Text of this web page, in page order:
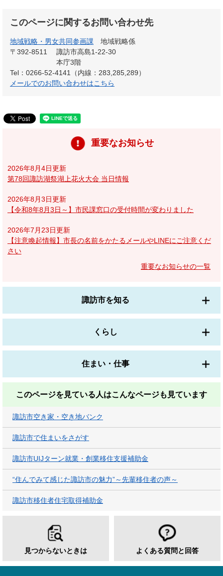
このページに関するお問い合わせ先
地域戦略・男女共同参画課
地域戦略係
〒392-8511
諏訪市高島1-22-30
本庁3階
Tel：0266-52-4141（内線：283,285,289）
メールでのお問い合わせはこちら
重要なお知らせ
2026年8月4日更新
第78回諏訪湖祭湖上花火大会 当日情報
2026年8月3日更新
【令和8年8月3日～】市民課窓口の受付時間が変わりました
2026年7月23日更新
【注意喚起情報】市長の名前をかたるメールやLINEにご注意くだ
さい
重要なお知らせの一覧
諏訪市を知る
くらし
住まい・仕事
このページを見ている人はこんなページも見ています
諏訪市空き家・空き地バンク
諏訪市で住まいをさがす
諏訪市UIJターン就業・創業移住支援補助金
“住んでみて感じた諏訪市の魅力”～先輩移住者の声～
諏訪市移住者住宅取得補助金
見つからないときは よくある質問と回答